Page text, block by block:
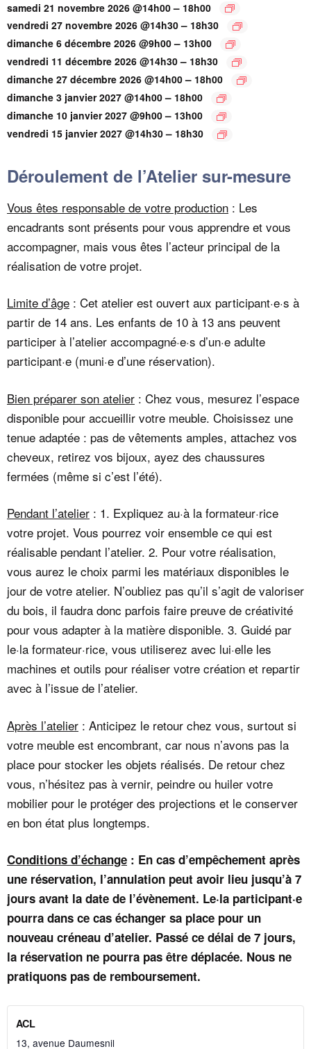
samedi 21 novembre 2026 @14h00– 18h00
vendredi 27 novembre 2026 @14h30– 18h30
dimanche 6 décembre 2026 @9h00– 13h00
vendredi 11 décembre 2026 @14h30– 18h30
dimanche 27 décembre 2026 @14h00– 18h00
dimanche 3 janvier 2027 @14h00– 18h00
dimanche 10 janvier 2027 @9h00– 13h00
vendredi 15 janvier 2027 @14h30– 18h30
Déroulement de l’Atelier sur-mesure
Vous êtes responsable de votre production : Les
encadrants sont présents pour vous apprendre et vous
accompagner, mais vous êtes l’acteur principal de la
réalisation de votre projet.
Limite d’âge : Cet atelier est ouvert aux participant·e·s à
partir de 14 ans. Les enfants de 10 à 13 ans peuvent
participer à l’atelier accompagné·e·s d’un·e adulte
participant·e (muni·e d’une réservation).
Bien préparer son atelier : Chez vous, mesurez l’espace
disponible pour accueillir votre meuble. Choisissez une
tenue adaptée : pas de vêtements amples, attachez vos
cheveux, retirez vos bijoux, ayez des chaussures
fermées (même si c’est l’été).
Pendant l’atelier : 1. Expliquez au·à la formateur·rice
votre projet. Vous pourrez voir ensemble ce qui est
réalisable pendant l’atelier. 2. Pour votre réalisation,
vous aurez le choix parmi les matériaux disponibles le
jour de votre atelier. N’oubliez pas qu’il s’agit de valoriser
du bois, il faudra donc parfois faire preuve de créativité
pour vous adapter à la matière disponible. 3. Guidé par
le·la formateur·rice, vous utiliserez avec lui·elle les
machines et outils pour réaliser votre création et repartir
avec à l’issue de l’atelier.
Après l’atelier : Anticipez le retour chez vous, surtout si
votre meuble est encombrant, car nous n’avons pas la
place pour stocker les objets réalisés. De retour chez
vous, n’hésitez pas à vernir, peindre ou huiler votre
mobilier pour le protéger des projections et le conserver
en bon état plus longtemps.
Conditions d’échange : En cas d’empêchement après
une réservation, l’annulation peut avoir lieu jusqu’à 7
jours avant la date de l’évènement. Le·la participant·e
pourra dans ce cas échanger sa place pour un
nouveau créneau d’atelier. Passé ce délai de 7 jours,
la réservation ne pourra pas être déplacée. Nous ne
pratiquons pas de remboursement.
ACL
13, avenue Daumesnil